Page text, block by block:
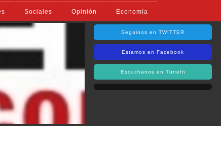
Sociales Opinión Economía
Seguinos en TWITTER
Estamos en Facebook
Escuchanos en TuneIn